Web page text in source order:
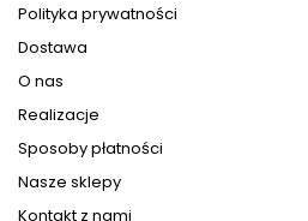
Polityka prywatności
Dostawa
O nas
Realizacje
Sposoby płatności
Nasze sklepy
Kontakt z nami